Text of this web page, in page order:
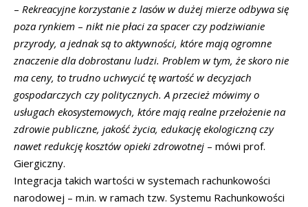
– Rekreacyjne korzystanie z lasów w dużej mierze odbywa się
poza rynkiem – nikt nie płaci za spacer czy podziwianie
przyrody, a jednak są to aktywności, które mają ogromne
znaczenie dla dobrostanu ludzi. Problem w tym, że skoro nie
ma ceny, to trudno uchwycić tę wartość w decyzjach
gospodarczych czy politycznych. A przecież mówimy o
usługach ekosystemowych, które mają realne przełożenie na
zdrowie publiczne, jakość życia, edukację ekologiczną czy
nawet redukcję kosztów opieki zdrowotnej – mówi prof.
Giergiczny.
Integracja takich wartości w systemach rachunkowości
narodowej – m.in. w ramach tzw. Systemu Rachunkowości